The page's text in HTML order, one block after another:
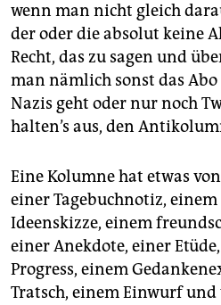
wenn man nicht gleich
der oder die absolut keine
Recht, das zu sagen und
man nämlich sonst das
Nazis geht oder nur noch
halten’s aus, den
Eine Kolumne hat etwas
einer Tagebuchnotiz,
Ideenskizze, einem
einer Anekdote, einer
Progress, einem
Tratsch, einem Einwurf und